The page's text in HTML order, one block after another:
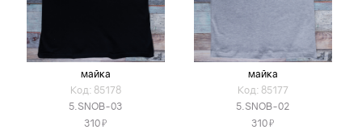
майка
Код: 85178
5.SNOB-03
310Я
майка
Код: 85177
5.SNOB-02
310Я